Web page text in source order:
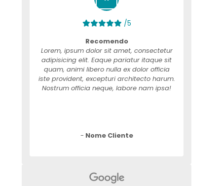
/5
Recomendo
Lorem, ipsum dolor sit amet, consectetur
adipisicing elit. Eaque pariatur itaque sit
quam, animi libero nulla ex dolor officia
iste provident, excepturi architecto harum.
Nostrum officia neque, labore nam ipsa!
- Nome Cliente